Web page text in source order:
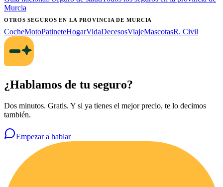
Murcia
OTROS SEGUROSEN LA PROVINCIA DE MURCIA
CocheMotoPatineteHogarVidaDecesosViajeMascotasR. Civil
¿Hablamos de tu seguro?
Dos minutos. Gratis. Y si ya tienes el mejor precio, te lo decimos
también.
Empezar a hablar